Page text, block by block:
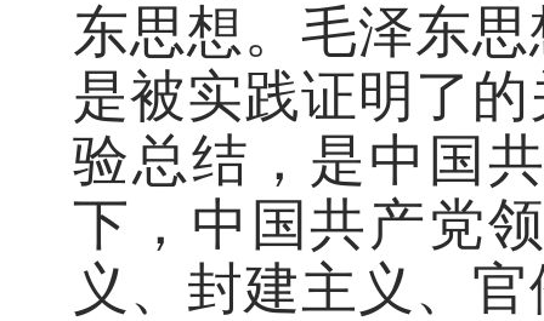
东思想。毛泽东
是被实践证明了
验总结，是中国
下，中国共产党
义、封建主义、